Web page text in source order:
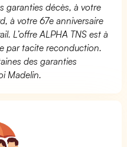
garanties décès, à votre
à votre 67e anniversaire
L’offre ALPHA TNS est à
par tacite reconduction.
des garanties
Madelin.